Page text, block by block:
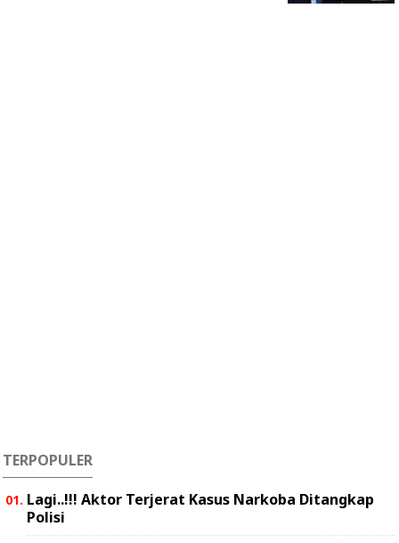
TERPOPULER
Lagi..!!! Aktor Terjerat Kasus Narkoba Ditangkap
Polisi